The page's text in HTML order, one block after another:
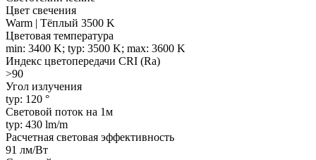
Цвет свечения
Warm | Тёплый 3500 K
Цветовая температура
min: 3400 K; typ: 3500 K; max: 3600 K
Индекс цветопередачи CRI (Ra)
>90
Угол излучения
typ: 120 °
Световой поток на 1м
typ: 430 lm/m
Расчетная световая эффективность
91 лм/Вт